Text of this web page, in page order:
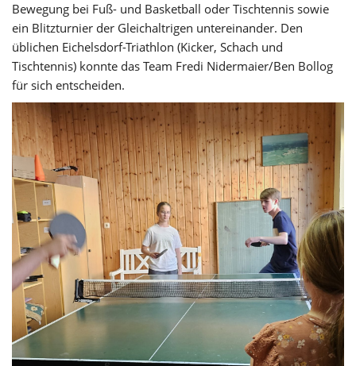
Bewegung bei Fuß- und Basketball oder Tischtennis sowie
ein Blitzturnier der Gleichaltrigen untereinander. Den
üblichen Eichelsdorf-Triathlon (Kicker, Schach und
Tischtennis) konnte das Team Fredi Nidermaier/Ben Bollog
für sich entscheiden.